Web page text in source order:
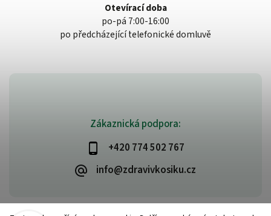
Zákaznická podpora:
+420 774 502 767
info@zdravivkosiku.cz
Otevírací doba
po-pá 7:00-16:00
po předcházející telefonické domluvě